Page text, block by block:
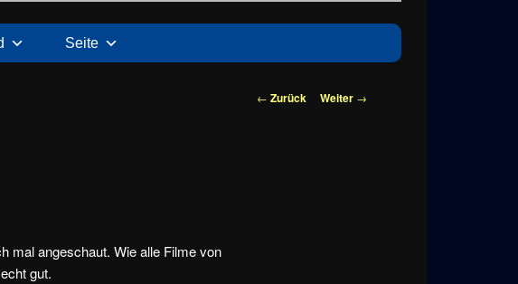
Seite
Beitragsnavigation
← Zurück Weiter →
mal angeschaut. Wie alle Filme von
gut.